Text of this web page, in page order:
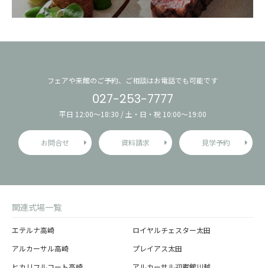
フェアや来館のご予約、ご相談はお電話でも可能です
027-253-7777
平日 12:00〜18:30 / 土・日・祝 10:00〜19:00
お問合せ 資料請求 見学予約
関連式場一覧
エテルナ高崎
アルカーサル高崎
ロイヤルチェスター太田
プレイアス太田